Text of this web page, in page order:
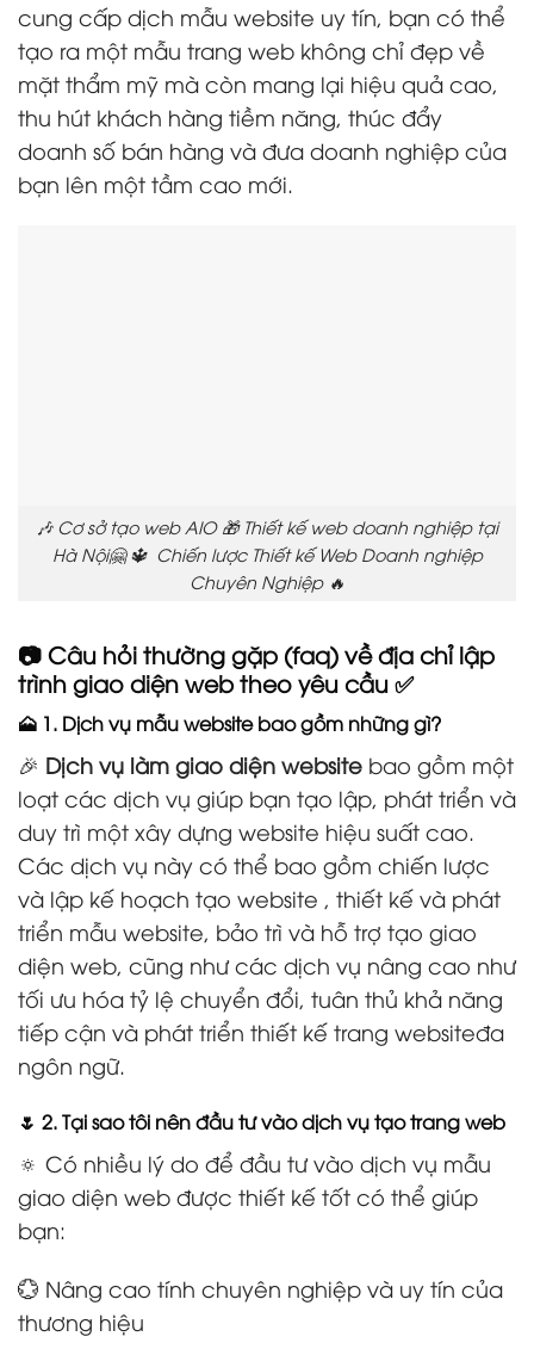
cung cấp dịch mẫu website uy tín, bạn có thể
tạo ra một mẫu trang web không chỉ đẹp về
mặt thẩm mỹ mà còn mang lại hiệu quả cao,
thu hút khách hàng tiềm năng, thúc đẩy
doanh số bán hàng và đưa doanh nghiệp của
bạn lên một tầm cao mới.
🎶 Cơ sở tạo web AIO 🎁 Thiết kế web doanh nghiệp tại
Hà Nội🤗 🔱 Chiến lược Thiết kế Web Doanh nghiệp
Chuyên Nghiệp 🔥
📷 Câu hỏi thường gặp (faq) về địa chỉ lập
trình giao diện web theo yêu cầu ✅
🗻 1. Dịch vụ mẫu website bao gồm những gì?
🎉 Dịch vụ làm giao diện website bao gồm một
loạt các dịch vụ giúp bạn tạo lập, phát triển và
duy trì một xây dựng website hiệu suất cao.
Các dịch vụ này có thể bao gồm chiến lược
và lập kế hoạch tạo website , thiết kế và phát
triển mẫu website, bảo trì và hỗ trợ tạo giao
diện web, cũng như các dịch vụ nâng cao như
tối ưu hóa tỷ lệ chuyển đổi, tuân thủ khả năng
tiếp cận và phát triển thiết kế trang websiteđa
ngôn ngữ.
🌷 2. Tại sao tôi nên đầu tư vào dịch vụ tạo trang web
🔅 Có nhiều lý do để đầu tư vào dịch vụ mẫu
giao diện web được thiết kế tốt có thể giúp
bạn:
💮 Nâng cao tính chuyên nghiệp và uy tín của
thương hiệu